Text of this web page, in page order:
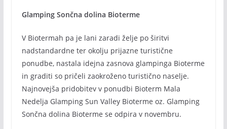
Glamping Sončna dolina Bioterme
V Biotermah pa je lani zaradi želje po širitvi
nadstandardne ter okolju prijazne turistične
ponudbe, nastala idejna zasnova glampinga Bioterme
in graditi so pričeli zaokroženo turistično naselje.
Najnovejša pridobitev v ponudbi Bioterm Mala
Nedelja Glamping Sun Valley Bioterme oz. Glamping
Sončna dolina Bioterme se odpira v novembru.